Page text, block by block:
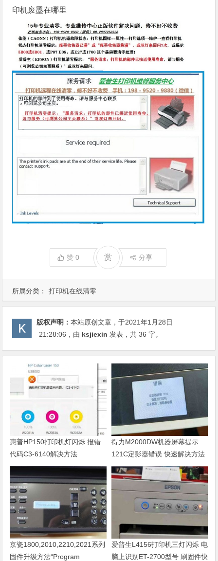
所属分类： 打印机在线清零
印机废墨在哪里
赞0 赏 分享
版权声明：本站原创文章，于2021年1月28日
21:28:06 ，由 ksjiexin 发表，共 36 字。
惠普HP150打印机灯闪烁 报错
代码C3-6140解决方法
得力M2000DW机器屏幕提示
121C定影器错误 快速解决方法
京瓷1800,2010,2210,2021系列
固件升级方法“Program
爱普生L4156打印机三灯闪烁 电
脑上识别ET-2700型号 刷固件快